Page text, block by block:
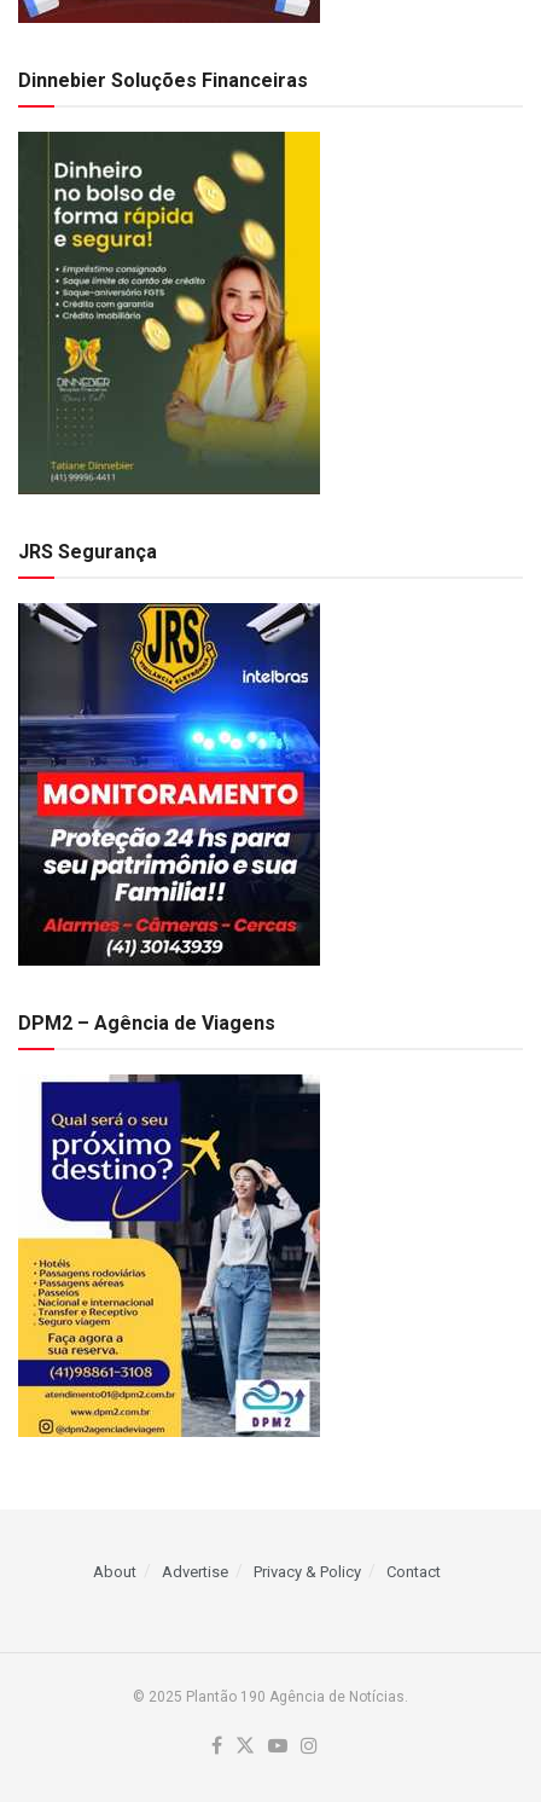
Dinnebier Soluções Financeiras
JRS Segurança
DPM2 – Agência de Viagens
About Advertise Privacy & Policy Contact
© 2025 Plantão 190 Agência de Notícias.